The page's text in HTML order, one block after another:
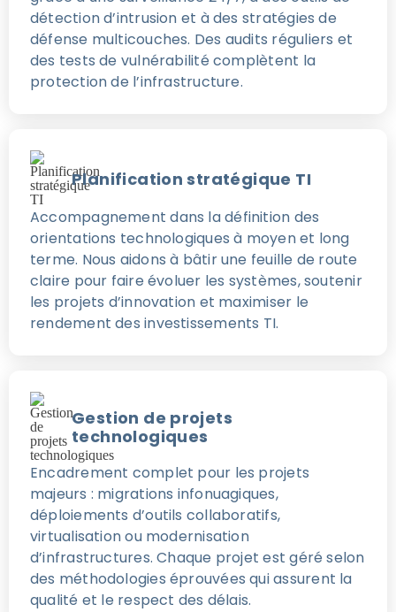
détection d’intrusion et à des stratégies de
défense multicouches. Des audits réguliers et
des tests de vulnérabilité complètent la
protection de l’infrastructure.
Planification stratégique TI
Accompagnement dans la définition des
orientations technologiques à moyen et long
terme. Nous aidons à bâtir une feuille de route
claire pour faire évoluer les systèmes, soutenir
les projets d’innovation et maximiser le
rendement des investissements TI.
Gestion de projets
technologiques
Encadrement complet pour les projets
majeurs : migrations infonuagiques,
déploiements d’outils collaboratifs,
virtualisation ou modernisation
d’infrastructures. Chaque projet est géré selon
des méthodologies éprouvées qui assurent la
qualité et le respect des délais.